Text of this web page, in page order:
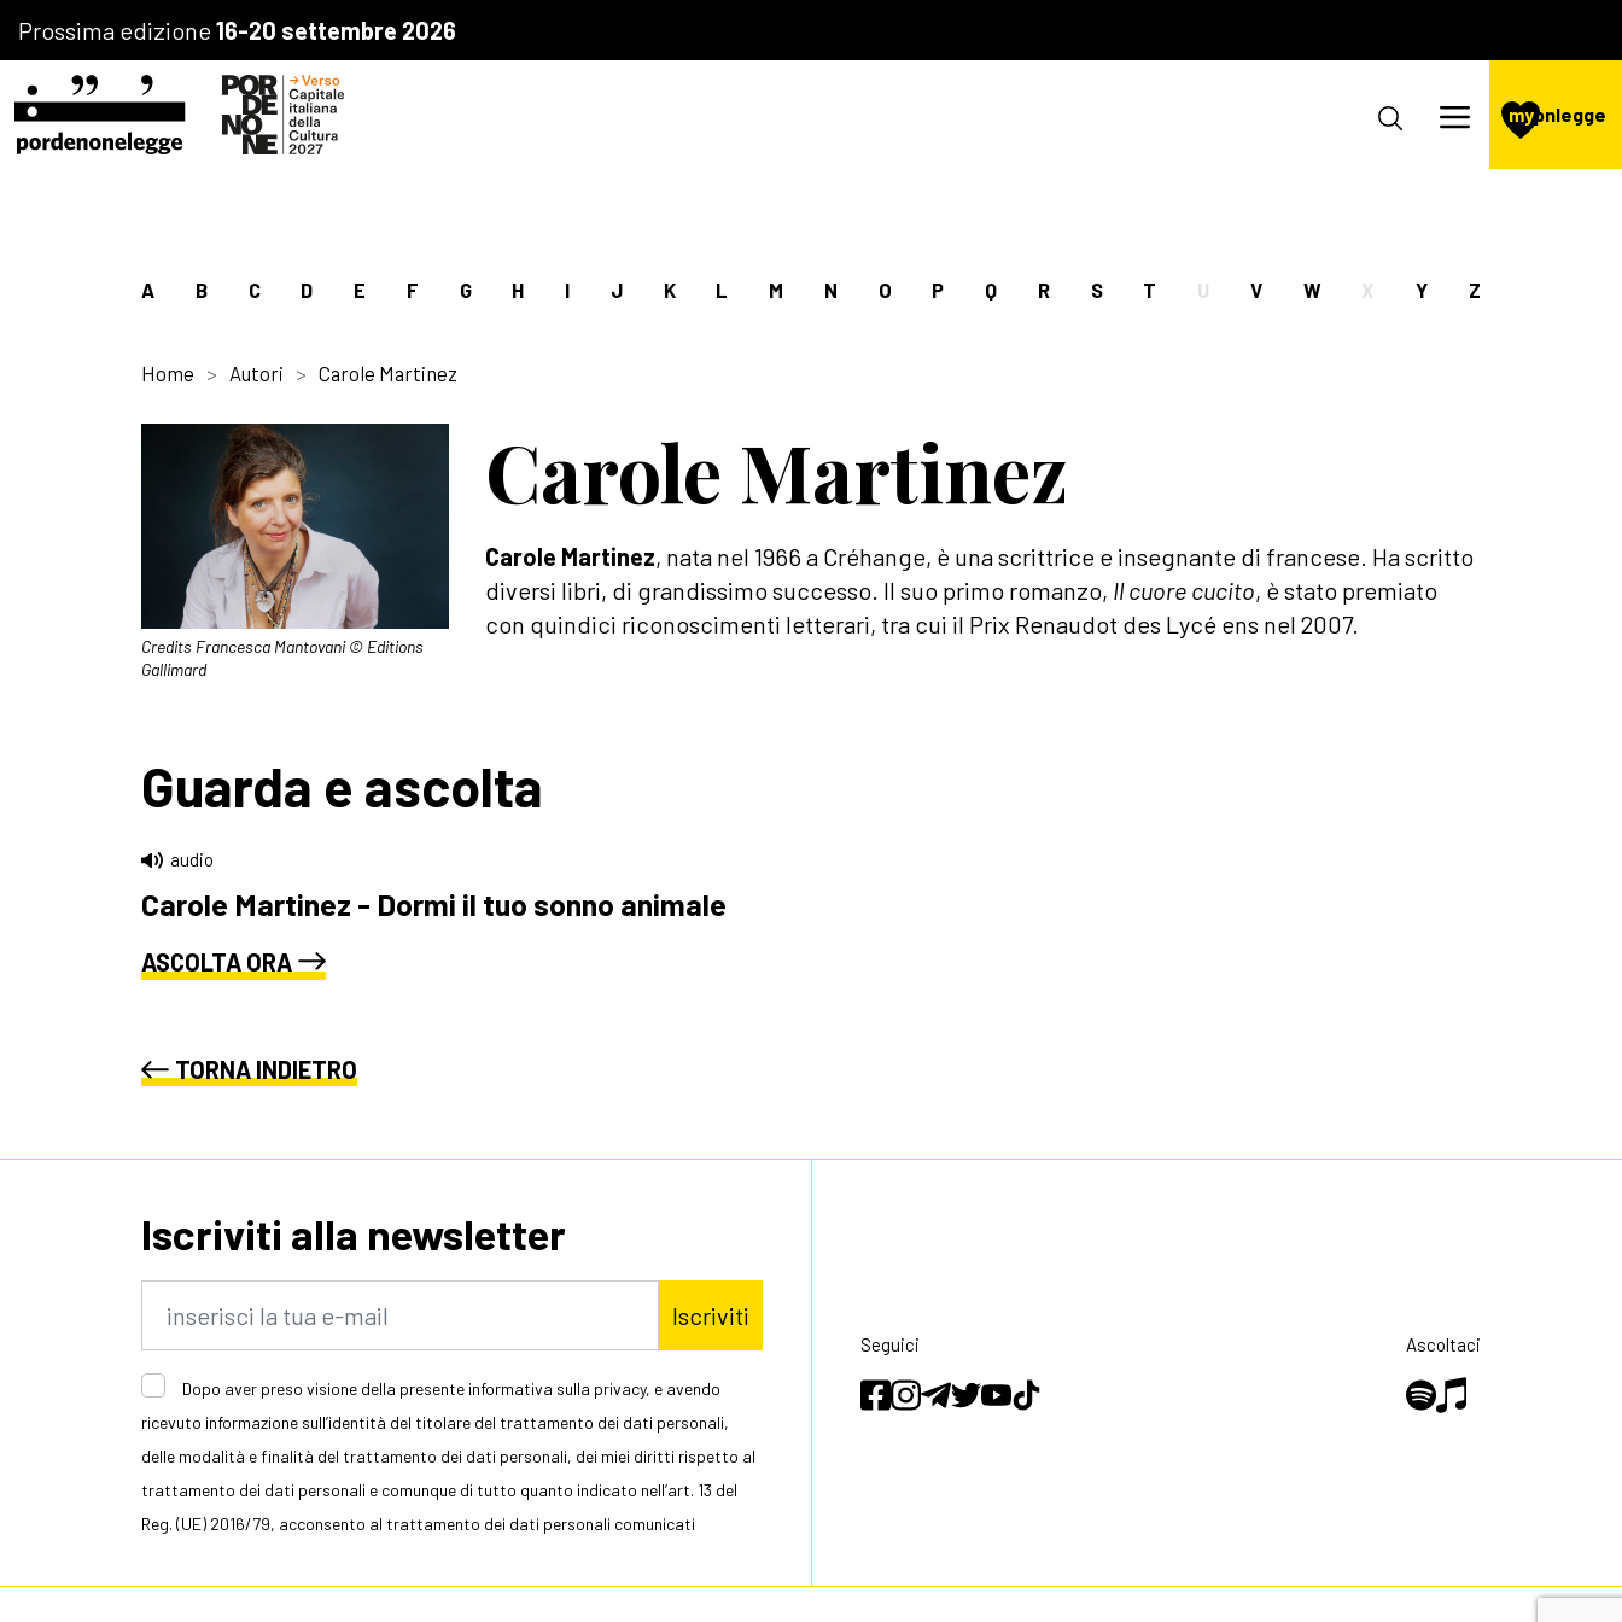
Prossima edizione16-20 settembre 2026
mypnlegge
A B C D E F G H I J K L M N O P Q R S T U V W X Y Z
Home Autori Carole Martinez
Credits Francesca Mantovani © Editions
Gallimard
Carole Martinez
Carole Martinez, nata nel 1966 a Créhange, è una scrittrice e insegnante di francese. Ha scritto
diversi libri, di grandissimo successo. Il suo primo romanzo, Il cuore cucito, è stato premiato
con quindici riconoscimenti letterari, tra cui il Prix Renaudot des Lycé ens nel 2007.
Guarda e ascolta
audio
Carole Martinez - Dormi il tuo sonno animale
ASCOLTA ORA
TORNA INDIETRO
Iscriviti alla newsletter
Iscriviti
Dopo aver preso visione della presente informativa sulla privacy, e avendo
ricevuto informazione sull’identità del titolare del trattamento dei dati personali,
delle modalità e finalità del trattamento dei dati personali, dei miei diritti rispetto al
trattamento dei dati personali e comunque di tutto quanto indicato nell’art. 13 del
Reg. (UE) 2016/79, acconsento al trattamento dei dati personali comunicati
Seguici Ascoltaci